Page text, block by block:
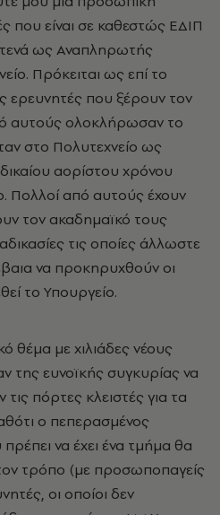
που είναι σε καθεστώς ΕΔΙΠ
ως Αναπληρωτής
Πρόκειται ως επί το
ερευνητές που ξέρουν τον
αυτούς ολοκλήρωσαν το
στο Πολυτεχνείο ως
αορίστου χρόνου
Πολλοί από αυτούς έχουν
τον ακαδημαϊκό τους
τις οποίες άλλωστε
να προκηρυχθούν οι
το Υπουργείο.
θέμα με χιλιάδες νέους
της ευνοϊκής συγκυρίας να
πόρτες κλειστές για τα
ο πεπερασμένος
να έχει ένα τμήμα θα
τρόπο (με προσωποπαγείς
οι οποίοι δεν